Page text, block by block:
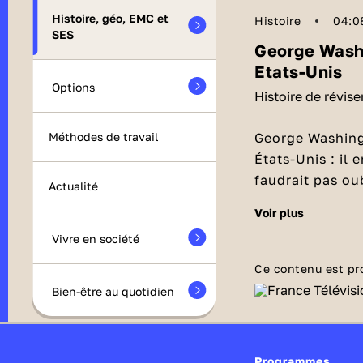
Histoire, géo, EMC et
SES
Options
Méthodes de travail
Actualité
Vivre en société
Bien-être au quotidien
Histoire
George
Etats-Unis
Histoire de
George
États-Unis : il
faudrait pas
américains
américaine.
La
Français pour
sept ans !),
tard, vers
trop lourdes et
voir plus
Ce contenu est